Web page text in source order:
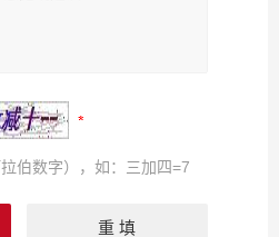
伯数字），如：三加四=7